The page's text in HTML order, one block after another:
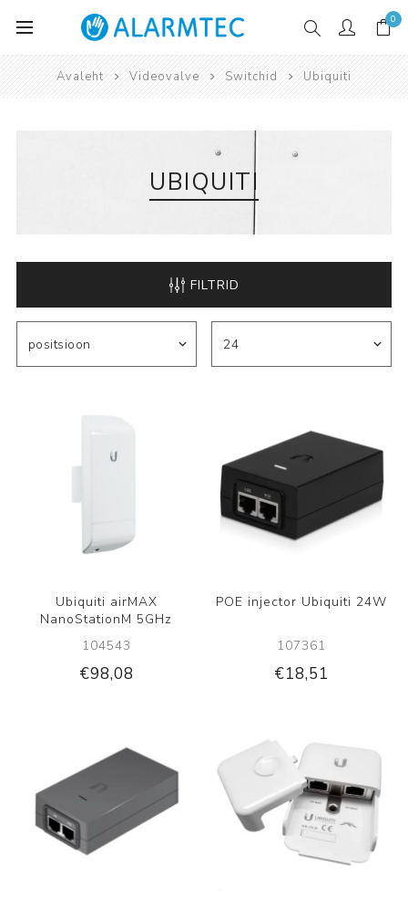
0
Avaleht Videovalve Switchid Ubiquiti
UBIQUITI
FILTRID
Ubiquiti airMAX
NanoStationM 5GHz
104543
€98,08
POE injector Ubiquiti 24W
107361
€18,51